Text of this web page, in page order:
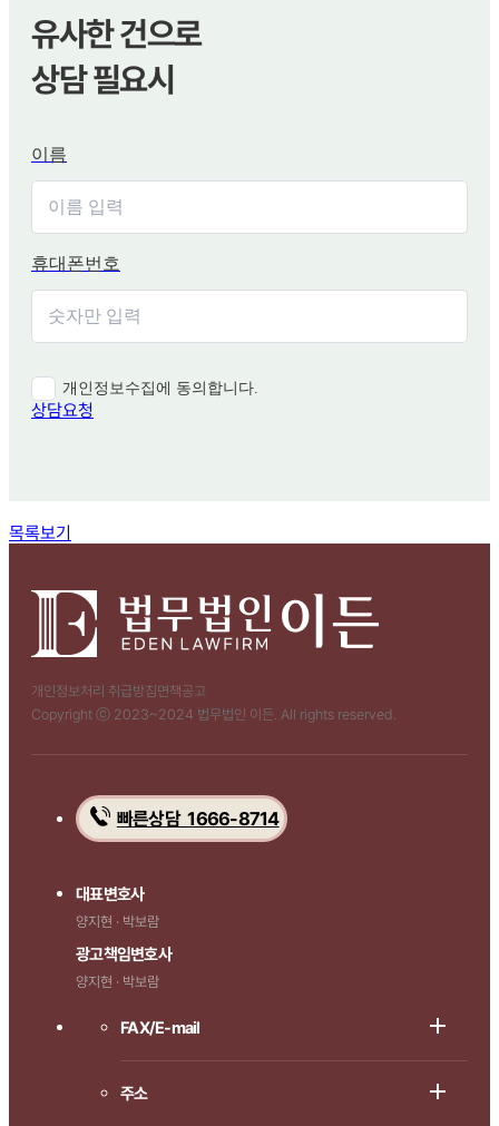
유사한 건으로
상담 필요시
이름
휴대폰번호
개인정보수집에 동의합니다.
상담요청
목록보기
개인정보처리 취급방침면책공고
Copyright ⓒ 2023~2024 법무법인 이든. All rights reserved.
빠른상담 1666-8714
대표변호사
양지현 · 박보람
광고책임변호사
양지현 · 박보람
FAX/E-mail
주소